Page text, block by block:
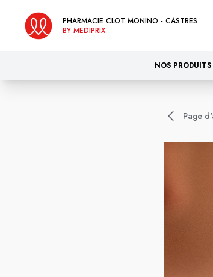
PHARMACIE CLOT MONINO - CASTRES
BY MEDIPRIX
NOS PRODUITS
Page